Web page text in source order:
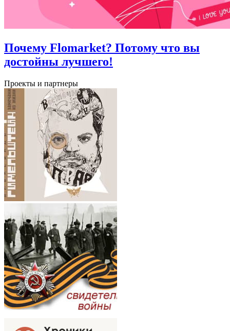
Почему Flomarket? Потому что вы
достойны лучшего!
Проекты и партнеры